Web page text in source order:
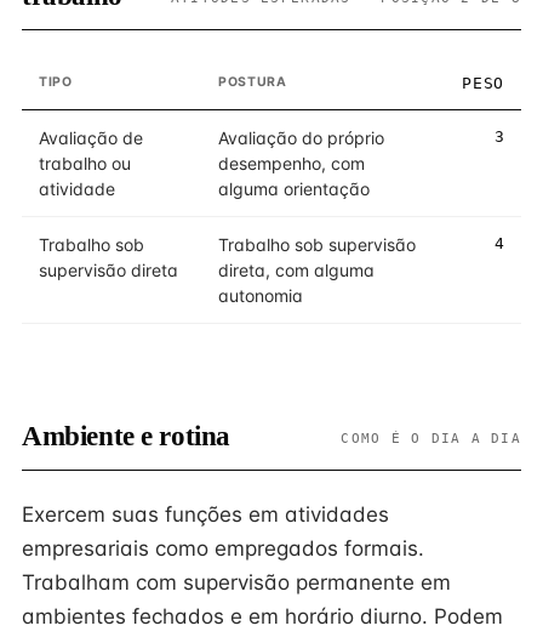
TIPO POSTURA PESO
Avaliação de
trabalho ou
atividade
Avaliação do próprio
desempenho, com
alguma orientação
3
Trabalho sob
supervisão direta
Trabalho sob supervisão
direta, com alguma
autonomia
4
Ambiente e rotina COMO É O DIA A DIA
Exercem suas funções em atividades
empresariais como empregados formais.
Trabalham com supervisão permanente em
ambientes fechados e em horário diurno. Podem